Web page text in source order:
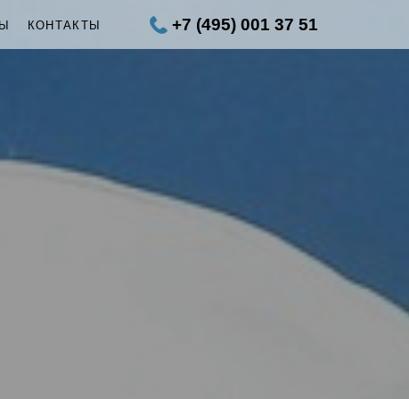
КОНТАКТЫ +7 (495) 001 37 51